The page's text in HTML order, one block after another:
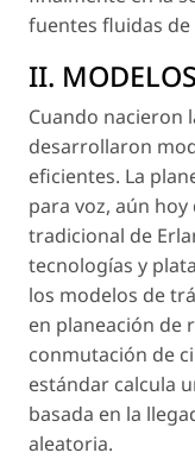
fuentes fluidas de
II.
Cuando nacieron
desarrollaron
eficientes. La
para voz, aún
tradicional de
tecnologías y
los modelos de
en planeación de
conmutación de
estándar calcula
basada en la
aleatoria.